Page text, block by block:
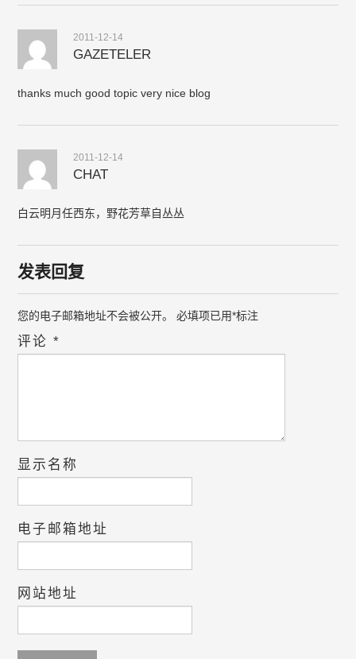
2011-12-14
GAZETELER
thanks much good topic very nice blog
2011-12-14
CHAT
白云明月任西东，野花芳草自丛丛
发表回复
您的电子邮箱地址不会被公开。 必填项已用*标注
评论*
显示名称
电子邮箱地址
网站地址